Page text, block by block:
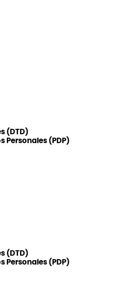
(DTD)
Personales (PDP)
(DTD)
Personales (PDP)